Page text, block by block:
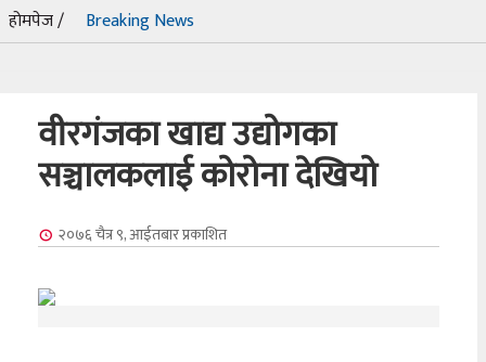
होमपेज / Breaking News
वीरगंजका खाद्य उद्योगका
सञ्चालकलाई कोरोना देखियो
२०७६ चैत्र ९, आईतबारप्रकाशित